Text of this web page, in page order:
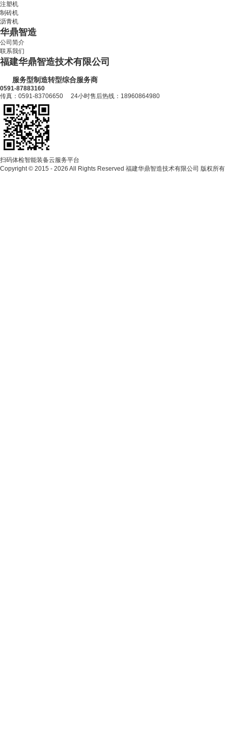
注塑机
制砖机
沥青机
华鼎智造
公司简介
联系我们
福建华鼎智造技术有限公司
服务型制造转型综合服务商
0591-87883160
传真：0591-83706650 24小时售后热线：18960864980
扫码体检智能装备云服务平台
Copyright © 2015 - 2026 All Rights Reserved 福建华鼎智造技术有限公司 版权所有